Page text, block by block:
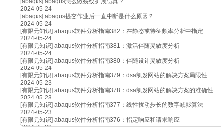
[abaqus] abaqus怎么做裂纹扩展仿真？
2024-05-24
[abaqus] abaqus提交作业后一直中断是什么原因？
2024-05-24
[有限元知识] abaqus软件分析指南382：在静态或特征频率分析中指定
2024-05-24
[有限元知识] abaqus软件分析指南381：激活伴随灵敏度分析
2024-05-24
[有限元知识] abaqus软件分析指南380：伴随设计灵敏度分析
2024-05-24
[有限元知识] abaqus软件分析指南379：dsa凯发网站的解决方案局限性
2024-05-23
[有限元知识] abaqus软件分析指南378：dsa凯发网站的解决方案的准确性
2024-05-23
[有限元知识] abaqus软件分析指南377：线性扰动步长的数字减影算法
2024-05-23
[有限元知识] abaqus软件分析指南376：指定响应和请求响应
2024-05-22